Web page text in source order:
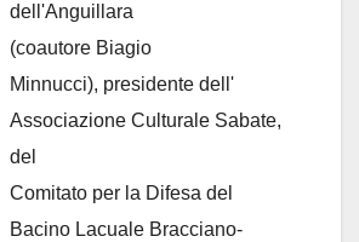
dell'Anguillara
(coautore Biagio
Minnucci), presidente dell'
Associazione Culturale Sabate,
del
Comitato per la Difesa del
Bacino Lacuale Bracciano-